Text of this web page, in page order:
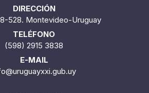
DIRECCIÓN
528. Montevideo-Uruguay
TELÉFONO
(598) 2915 3838
E-MAIL